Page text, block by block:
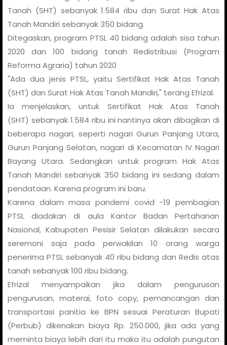
Tanah (SHT) sebanyak 1.584 ribu dan Surat Hak Atas
Tanah Mandiri sebanyak 350 bidang.
Ditegaskan, program PTSL 40 bidang adalah sisa tahun
2020 dan 100 bidang tanah Redistribusi (Program
Reforma Agraria) tahun 2020
"Ada dua jenis PTSL, yaitu Sertifikat Hak Atas Tanah
(SHT) dan Surat Hak Atas Tanah Mandiri," terang Efrizal.
Ia menjelaskan, untuk Sertifikat Hak Atas Tanah
(SHT) sebanyak 1.584 ribu ini nantinya akan dibagikan di
beberapa nagari, seperti nagari Gurun Panjang Utara,
Gurun Panjang Selatan, nagari di Kecamatan IV Nagari
Bayang Utara. Sedangkan untuk program Hak Atas
Tanah Mandiri sebanyak 350 bidang ini sedang dalam
pendataan. Karena program ini baru.
Karena dalam masa pandemi covid -19 pembagian
PTSL diadakan di aula Kantor Badan Pertahanan
Nasional, Kabupaten Pesisir Selatan dilakukan secara
seremoni saja pada perwakilan 10 orang warga
penerima PTSL sebanyak 40 ribu bidang dan Redis atas
tanah sebanyak 100 ribu bidang.
Efrizal menyampaikan jika dalam pengurusan
pengurusan, materai, foto copy, pemancangan dan
transportasi panitia ke BPN sesuai Peraturan Bupati
(Perbub) dikenakan biaya Rp. 250.000, jika ada yang
meminta biaya lebih dari itu maka itu adalah pungutan